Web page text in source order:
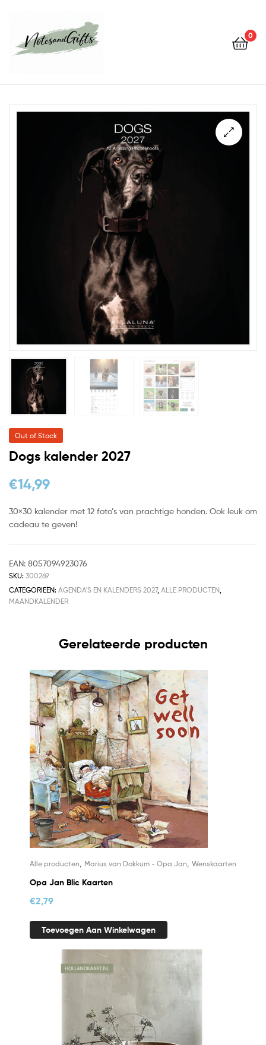
0
Out of Stock
Dogs kalender 2027
€14,99
30×30 kalender met 12 foto’s van prachtige honden. Ook leuk om
cadeau te geven!
EAN: 8057094923076
SKU: 300269
CATEGORIEËN: AGENDA'S EN KALENDERS 2027, ALLE PRODUCTEN
MAANDKALENDER
Gerelateerde producten
Alle producten, Marius van Dokkum - Opa Jan, Wenskaarten
Opa Jan Blic Kaarten
€2,79
Toevoegen Aan Winkelwagen